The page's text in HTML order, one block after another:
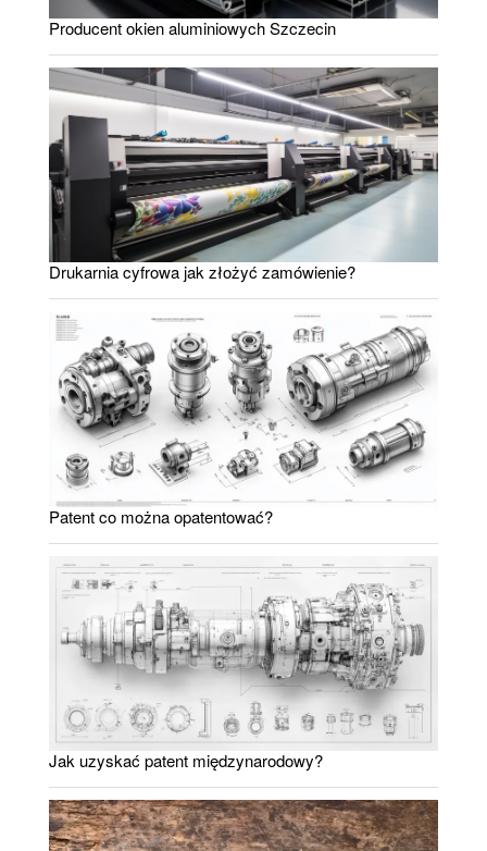
Producent okien aluminiowych Szczecin
Drukarnia cyfrowa jak złożyć zamówienie?
Patent co można opatentować?
Jak uzyskać patent międzynarodowy?